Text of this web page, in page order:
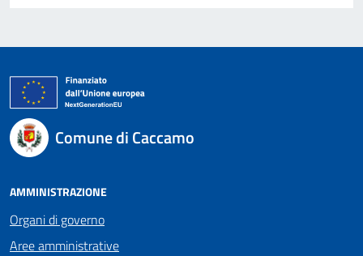
Comune di Caccamo
AMMINISTRAZIONE
Organi di governo
Aree amministrative